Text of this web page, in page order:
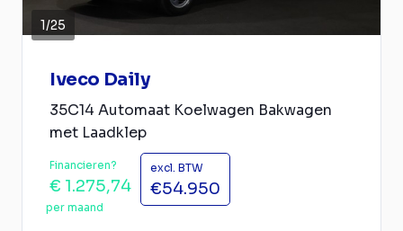
1/25
Iveco Daily
35C14 Automaat Koelwagen Bakwagen
met Laadklep
Financieren?
€ 1.275,74
per maand
excl. BTW
€54.950